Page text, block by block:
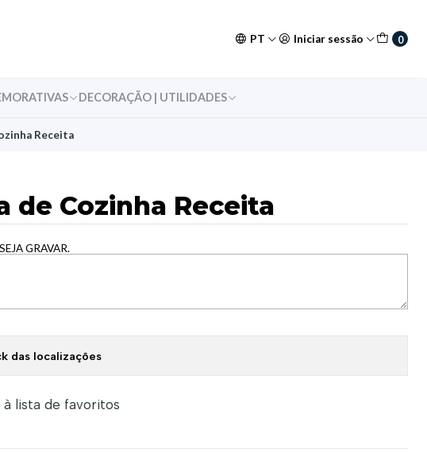
PT Iniciar sessão 0
DECORAÇÃO | UTILIDADES
Receita
de Cozinha Receita
GRAVAR.
das localizações
à lista de favoritos